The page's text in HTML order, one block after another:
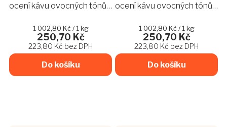
223,80 Kč bez DPH
250,70 Kč
Měrná
cena:
1 002,80 Kč / 1 kg
Do košíku
ocení kávu ovocných tónů
nabídne sladkost mléčné
čokolády a cukrové třtiny,
svěžest zeleného...
223,80 Kč bez DPH
250,70 Kč
Měrná
cena:
1 002,80 Kč / 1 kg
Do košíku
ocení kávu ovocných tónů
nabídne sladkost mléčné
čokolády a cukrové třtiny,
svěžest zeleného jablka a...